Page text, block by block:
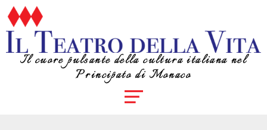
Il cuore pulsante della cultura italiana nel
Principato di Monaco